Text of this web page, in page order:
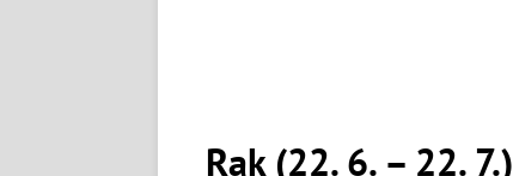
Rak (22. 6. – 22. 7.)